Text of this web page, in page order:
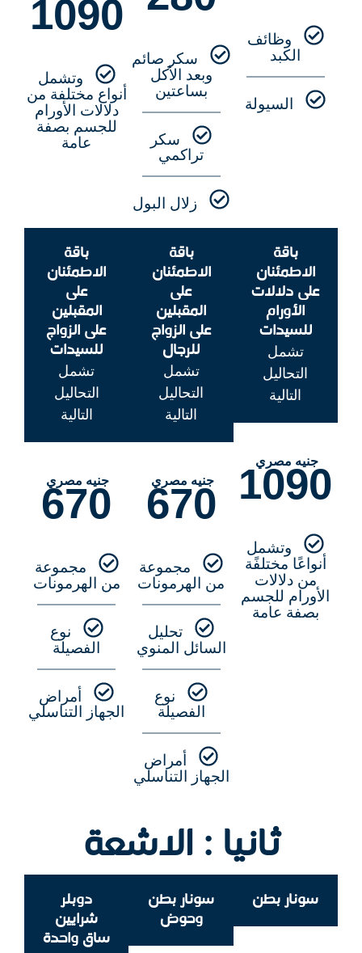
وظائف
الكبد
السيولة
سكر صائم
وبعد الأكل
بساعتين
سكر
تراكمي
زلال البول
1090
وتشمل
أنواع مختلفة من
دلالات الأورام
للجسم بصفة
عامة
باقة
الاطمئنان
على دلالات
الأورام
للسيدات
تشمل
التحاليل
التالية
جنيه مصري
1090
وتشمل
أنواعًا مختلفًة
من دلالات
الأورام للجسم
بصفة عامة
باقة
الاطمئنان
على
المقبلين
على الزواج
للرجال
تشمل
التحاليل
التالية
جنيه مصري
670
مجموعة
من الهرمونات
تحليل
السائل المنوي
نوع
الفصيلة
أمراض
الجهاز التناسلي
باقة
الاطمئنان
على
المقبلين
على الزواج
للسيدات
تشمل
التحاليل
التالية
جنيه مصري
670
مجموعة
من الهرمونات
نوع
الفصيلة
أمراض
الجهاز التناسلي
ثانيا : الاشعة
سونار بطن سونار بطن
وحوض
دوبلر
شرايين
ساق واحدة